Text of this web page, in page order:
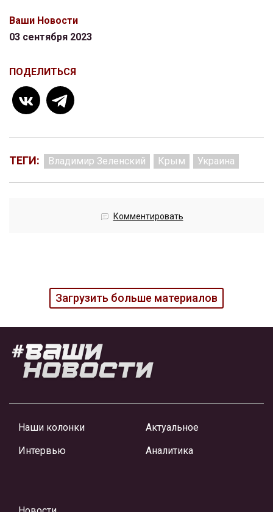
Ваши Новости
03 сентября 2023
ПОДЕЛИТЬСЯ
ТЕГИ: Владимир Зеленский Крым Украина
Комментировать
Загрузить больше материалов
Наши колонки
Интервью
Актуальное
Аналитика